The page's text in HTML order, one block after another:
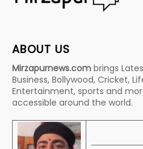
ABOUT US
Mirzapurnews.com brings
Business, Bollywood, Cricket,
Entertainment, sports and
accessible around the world.